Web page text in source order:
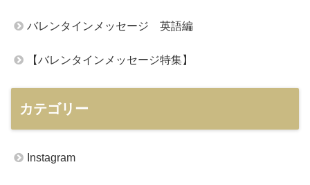
バレンタインメッセージ 英語編
【バレンタインメッセージ特集】
カテゴリー
Instagram